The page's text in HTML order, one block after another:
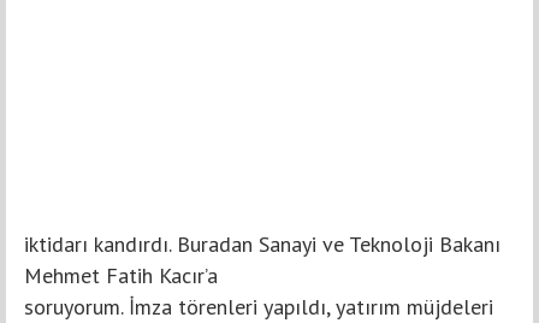
iktidarı kandırdı. Buradan Sanayi ve Teknoloji Bakanı
Mehmet Fatih Kacır’a
soruyorum. İmza törenleri yapıldı, yatırım müjdeleri